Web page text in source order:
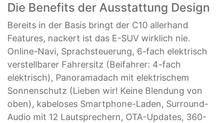
Die Benefits der Ausstattung Design
Bereits in der Basis bringt der C10 allerhand
Features, nackert ist das E-SUV wirklich nie.
Online-Navi, Sprachsteuerung, 6-fach elektrisch
verstellbarer Fahrersitz (Beifahrer: 4-fach
elektrisch), Panoramadach mit elektrischem
Sonnenschutz (Lieben wir! Keine Blendung von
oben), kabeloses Smartphone-Laden, Surround-
Audio mit 12 Lautsprechern, OTA-Updates, 360-